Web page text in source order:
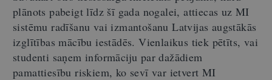
plānots pabeigt līdz šī gada nogalei, attiecas uz MI
sistēmu radīšanu vai izmantošanu Latvijas augstākās
izglītības mācību iestādēs. Vienlaikus tiek pētīts, vai
studenti saņem informāciju par dažādiem
pamattiesību riskiem, ko sevī var ietvert MI